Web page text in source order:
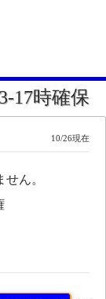
17時確保
10/26現在
ん。